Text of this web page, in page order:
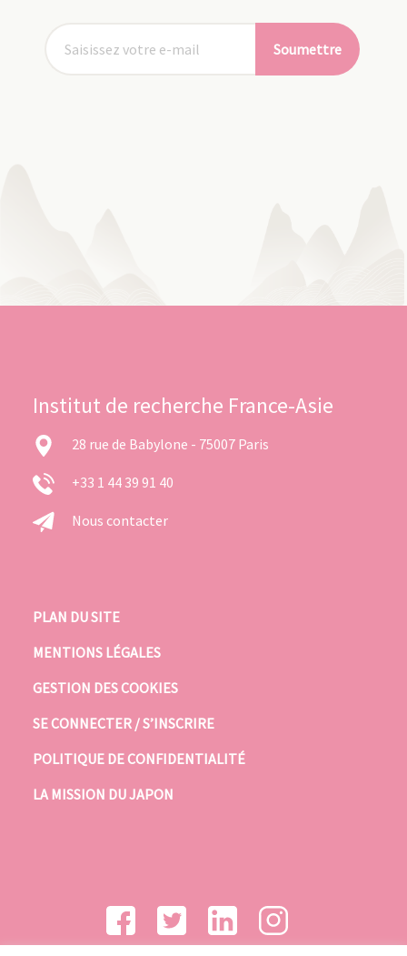
Soumettre
Institut de recherche France-Asie
28 rue de Babylone - 75007 Paris
+33 1 44 39 91 40
Nous contacter
PLAN DU SITE
MENTIONS LÉGALES
GESTION DES COOKIES
SE CONNECTER / S’INSCRIRE
POLITIQUE DE CONFIDENTIALITÉ
LA MISSION DU JAPON